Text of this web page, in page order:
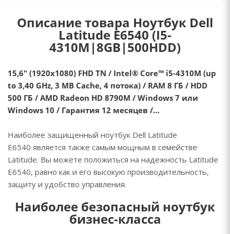
Описание товара Ноутбук Dell
Latitude E6540 (I5-
4310M|8GB|500HDD)
15,6" (1920x1080) FHD TN / Intel® Core™ i5-4310M (up
to 3,40 GHz, 3 MB Cache, 4 потока) / RAM 8 ГБ / HDD
500 ГБ / AMD Radeon HD 8790M / Windows 7 или
Windows 10 / Гарантия 12 месяцев /…
Наиболее защищенный ноутбук Dell Latitude
E6540 является также самым мощным в семействе
Latitude. Вы можете положиться на надежность Latitude
E6540, равно как и его высокую производительность,
защиту и удобство управления.
Наиболее безопасный ноутбук
бизнес-класса